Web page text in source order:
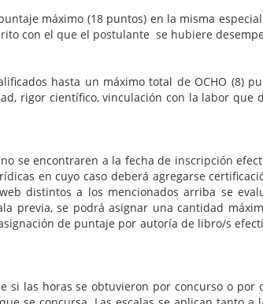
máximo (18 puntos) en la misma
con el que el postulante se hubiere
hasta un máximo total de OCHO (8)
rigor científico, vinculación con la labor que
a la fecha de inscripción
en cuyo caso deberá agregarse
distintos a los mencionados arriba se
previa, se podrá asignar una cantidad
de puntaje por autoría de libro/s
se obtuvieron por concurso o por